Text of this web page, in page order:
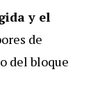
y el
de
del bloque